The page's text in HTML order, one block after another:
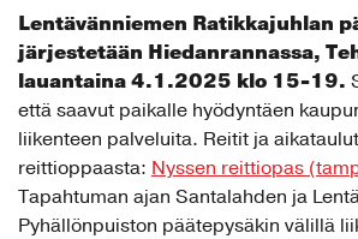
Lentävänniemen Ratikkajuhlan
järjestetään Hiedanrannassa,
lauantaina 4.1.2025 klo 15-19.
että saavut paikalle hyödyntäen
liikenteen palveluita. Reitit ja
reittioppaasta: Nyssen reittiopas
Tapahtuman ajan Santalahden ja
Pyhällönpuiston päätepysäkin välillä